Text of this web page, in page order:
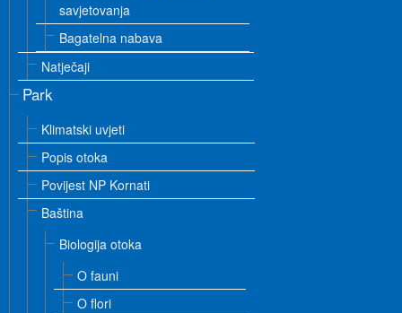
savjetovanja
Bagatelna nabava
Natječaji
Park
Klimatski uvjeti
Popis otoka
Povijest NP Kornati
Baština
Biologija otoka
O fauni
O flori